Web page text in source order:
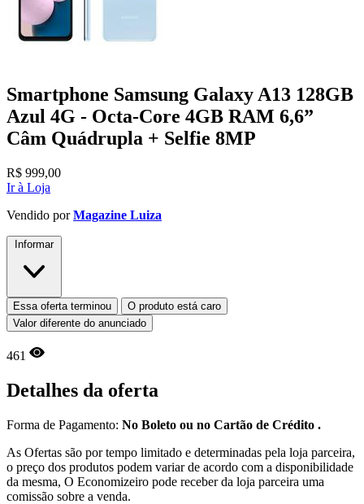
Smartphone Samsung Galaxy A13 128GB
Azul 4G - Octa-Core 4GB RAM 6,6”
Câm Quádrupla + Selfie 8MP
R$ 999,00
Ir à Loja
Vendido porMagazine Luiza
Informar
Essa oferta terminou
O produto está caro
Valor diferente do anunciado
461
Detalhes da oferta
Forma de Pagamento: No Boleto ou no Cartão de Crédito .
As Ofertas são por tempo limitado e determinadas pela loja parceira,
o preço dos produtos podem variar de acordo com a disponibilidade
da mesma, O Economizeiro pode receber da loja parceira uma
comissão sobre a venda.